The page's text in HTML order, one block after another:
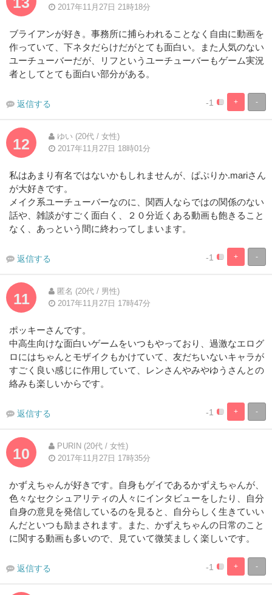
2017年11月27日 21時18分
ブライアンが好き。事務所に捕らわれることなく自由に動画を
作っていて、下ネタだらけだがとても面白い。また人気のない
ユーチューバーだが、リフというユーチューバーもゲーム実況
者としてとても面白い部分がある。
-
+
5%95%
-1
返信する
12
ゆい (20代 / 女性)
2017年11月27日 18時01分
私はあまり有名ではないかもしれませんが、ぱぷりか.mariさん
が大好きです。
メイク系ユーチューバーなのに、関西人ならではの関係のない
話や、雑談がすごく面白く、２０分近くある動画も飽きること
なく、あっという間に終わってしまいます。
-
+
5%95%
-1
返信する
11
匿名 (20代 / 男性)
2017年11月27日 17時47分
ポッキーさんです。
中高生向けな面白いゲームをいつもやっており、過激なエログ
ロにはちゃんとモザイクもかけていて、友だちいないキャラが
すごく良い感じに作用していて、レンさんやみやゆうさんとの
絡みも楽しいからです。
-
+
5%95%
-1
返信する
10
PURIN (20代 / 女性)
2017年11月27日 17時35分
かずえちゃんが好きです。自身もゲイであるかずえちゃんが、
色々なセクシュアリティの人々にインタビューをしたり、自分
自身の意見を発信しているのを見ると、自分らしく生きていい
んだといつも励まされます。また、かずえちゃんの日常のこと
に関する動画も多いので、見ていて微笑ましく楽しいです。
-
+
5%95%
-1
返信する